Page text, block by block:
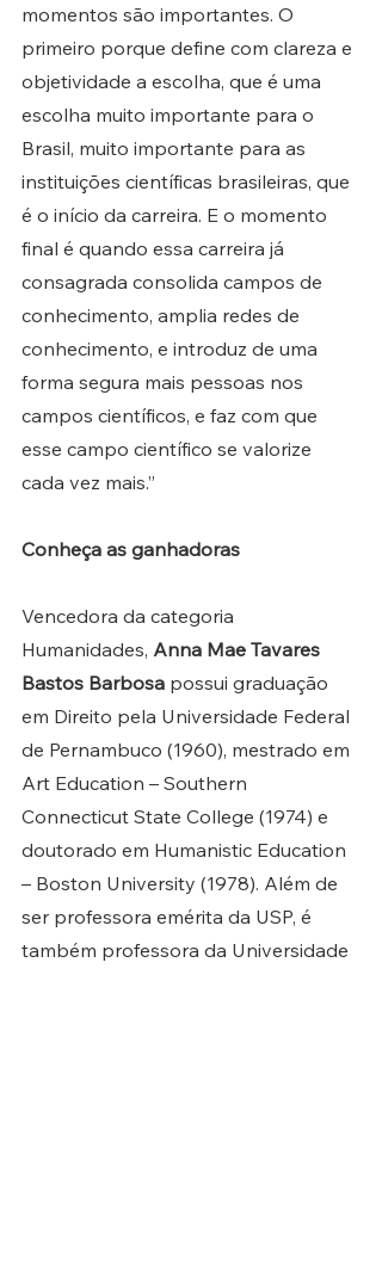
momentos são importantes. O
primeiro porque define com clareza e
objetividade a escolha, que é uma
escolha muito importante para o
Brasil, muito importante para as
instituições científicas brasileiras, que
é o início da carreira. E o momento
final é quando essa carreira já
consagrada consolida campos de
conhecimento, amplia redes de
conhecimento, e introduz de uma
forma segura mais pessoas nos
campos científicos, e faz com que
esse campo científico se valorize
cada vez mais.”
Conheça as ganhadoras
Vencedora da categoria
Humanidades, Anna Mae Tavares
Bastos Barbosa possui graduação
em Direito pela Universidade Federal
de Pernambuco (1960), mestrado em
Art Education – Southern
Connecticut State College (1974) e
doutorado em Humanistic Education
– Boston University (1978). Além de
ser professora emérita da USP, é
também professora da Universidade